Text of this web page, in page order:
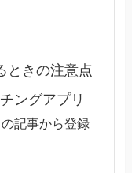
ときの注意点
ングアプリ
記事から登録